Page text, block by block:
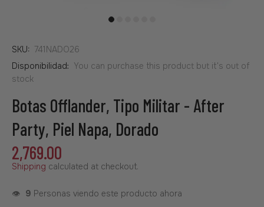
SKU: 741NADO26
Disponibilidad: You can purchase this product but it's out of
stock
Botas Offlander, Tipo Militar - After
Party, Piel Napa, Dorado
2,769.00
Shipping calculated at checkout.
👁️ 9 Personas viendo este producto ahora